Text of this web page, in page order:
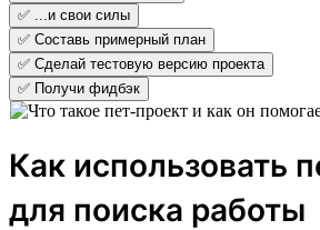
✅ ...и свои силы
✅ Составь примерный план
✅ Сделай тестовую версию проекта
✅ Получи фидбэк
Как использовать
для поиска работы